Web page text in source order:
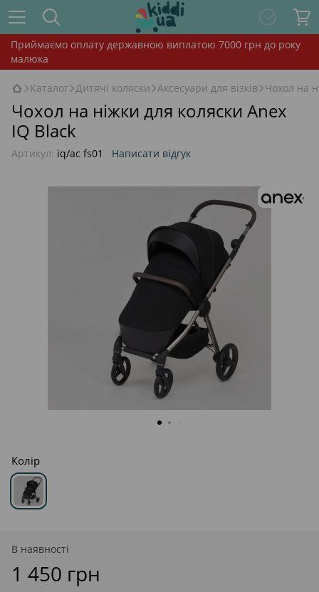
Приймаємо оплату державною виплатою 7000 грн до року
малюка
Каталог Дитячі коляски Аксесуари для візків Чохол на
Чохол на ніжки для коляски Anex
IQ Black
Артикул: iq/ac fs01 Написати відгук
Колір
В наявності
1 450 грн